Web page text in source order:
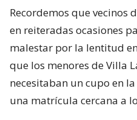
Recordemos que vecinos
en reiteradas ocasiones
malestar por la lentitud
que los menores de Villa
necesitaban un cupo en
una matrícula cercana a